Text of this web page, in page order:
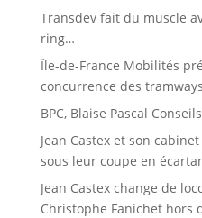
Transdev fait du muscle
ring…
Île-de-France Mobilités
concurrence des tramways
BPC, Blaise Pascal
Jean Castex et son
sous leur coupe en
Jean Castex change de
Christophe Fanichet hors